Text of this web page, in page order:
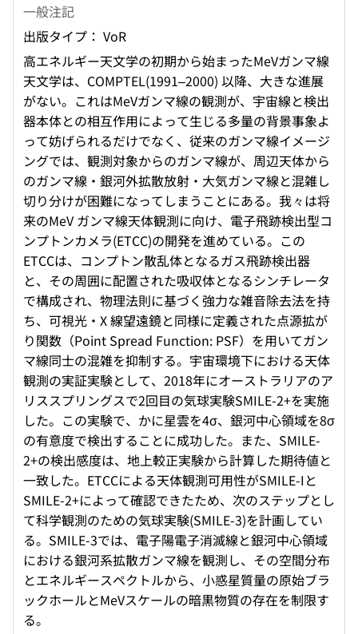
一般注記
出版タイプ： VoR
高エネルギー天文学の初期から始まったMeVガンマ線
天文学は、COMPTEL(1991–2000) 以降、大きな進展
がない。これはMeVガンマ線の観測が、宇宙線と検出
器本体との相互作用によって生じる多量の背景事象よ
って妨げられるだけでなく、従来のガンマ線イメージ
ングでは、観測対象からのガンマ線が、周辺天体から
のガンマ線・銀河外拡散放射・大気ガンマ線と混雑し
切り分けが困難になってしまうことにある。我々は将
来のMeV ガンマ線天体観測に向け、電子飛跡検出型コ
ンプトンカメラ(ETCC)の開発を進めている。この
ETCCは、コンプトン散乱体となるガス飛跡検出器
と、その周囲に配置された吸収体となるシンチレータ
で構成され、物理法則に基づく強力な雑音除去法を持
ち、可視光・X 線望遠鏡と同様に定義された点源拡が
り関数（Point Spread Function: PSF）を用いてガン
マ線同士の混雑を抑制する。宇宙環境下における天体
観測の実証実験として、2018年にオーストラリアのア
リススプリングスで2回目の気球実験SMILE-2+を実施
した。この実験で、かに星雲を4σ、銀河中心領域を8σ
の有意度で検出することに成功した。また、SMILE-
2+の検出感度は、地上較正実験から計算した期待値と
一致した。ETCCによる天体観測可用性がSMILE-Iと
SMILE-2+によって確認できたため、次のステップとし
て科学観測のための気球実験(SMILE-3)を計画してい
る。SMILE-3では、電子陽電子消滅線と銀河中心領域
における銀河系拡散ガンマ線を観測し、その空間分布
とエネルギースペクトルから、小惑星質量の原始ブラ
ックホールとMeVスケールの暗黒物質の存在を制限す
る。